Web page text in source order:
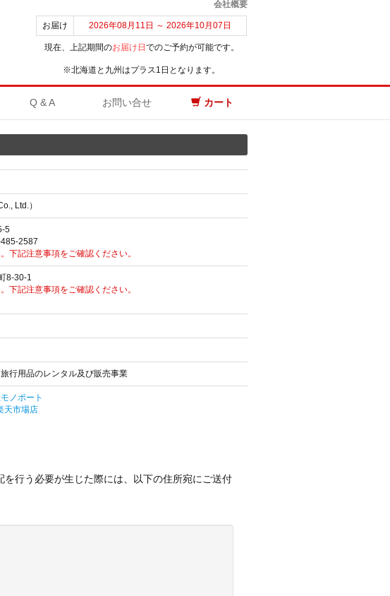
会社概要
お届け 2026年08月11日 ～ 2026年10月07日
現在、上記期間のお届け日 でのご予約が可能です。
※北海道と九州はプラス1日となります。
Q & A お問い合せ カート
Ltd.）
5
2587
記注意事項をご確認ください。
8-30-1
記注意事項をご確認ください。
行用品のレンタル及び販売事業
ノポート
天市場店
行う必要が生じた際には、以下の住所宛にご送付